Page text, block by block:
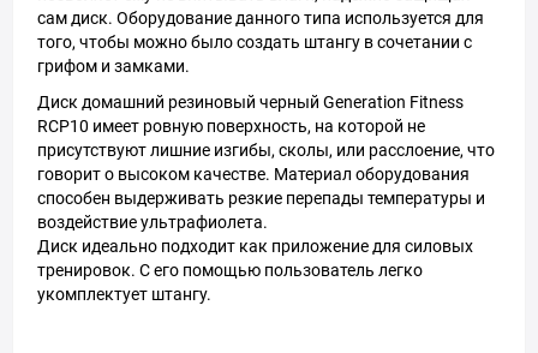
сам диск. Оборудование данного типа используется для
того, чтобы можно было создать штангу в сочетании с
грифом и замками.
Диск домашний резиновый черный Generation Fitness
RCP10 имеет ровную поверхность, на которой не
присутствуют лишние изгибы, сколы, или расслоение, что
говорит о высоком качестве. Материал оборудования
способен выдерживать резкие перепады температуры и
воздействие ультрафиолета.
Диск идеально подходит как приложение для силовых
тренировок. С его помощью пользователь легко
укомплектует штангу.